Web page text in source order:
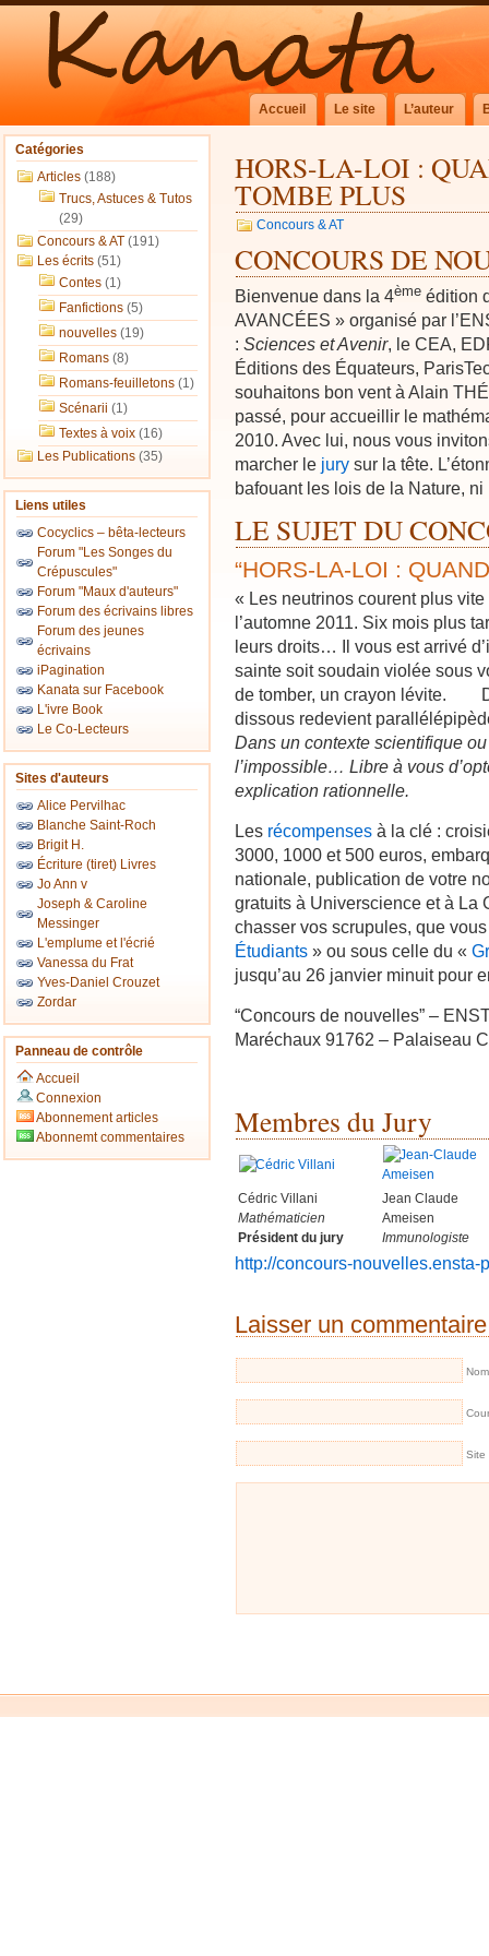
Accueil Le site L’auteur
Catégories
Articles (188)
Trucs, Astuces & Tutos
(29)
Concours & AT (191)
Les écrits (51)
Contes (1)
Fanfictions (5)
nouvelles (19)
Romans (8)
Romans-feuilletons (1)
Scénarii (1)
Textes à voix (16)
Les Publications (35)
Liens utiles
Cocyclics – bêta-lecteurs
Forum "Les Songes du
Crépuscules"
Forum "Maux d'auteurs"
Forum des écrivains libres
Forum des jeunes
écrivains
iPagination
Kanata sur Facebook
L'ivre Book
Le Co-Lecteurs
Sites d'auteurs
Alice Pervilhac
Blanche Saint-Roch
Brigit H.
Écriture (tiret) Livres
Jo Ann v
Joseph & Caroline
Messinger
L'emplume et l'écrié
Vanessa du Frat
Yves-Daniel Crouzet
Zordar
Panneau de contrôle
Accueil
Connexion
Abonnement articles
Abonnemt commentaires
HORS-LA-LOI :
TOMBE PLUS
Concours & AT
CONCOURS DE
Bienvenue dans la 4ème édition
AVANCÉES » organisé par
:Sciences et Avenir, le CEA,
Éditions des Équateurs,
souhaitons bon vent à Alain
passé, pour accueillir le
2010. Avec lui, nous vous
marcher le jury sur la tête.
bafouant les lois de la Nature,
LE SUJET DU
“HORS-LA-LOI :
« Les neutrinos courent plus
l’automne 2011. Six mois plus
leurs droits… Il vous est arrivé
sainte soit soudain violée sous
de tomber, un crayon lévite.
dissous redevient
Dans un contexte scientifique
l’impossible… Libre à vous
explication rationnelle.
Les récompenses à la clé :
3000, 1000 et 500 euros,
nationale, publication de votre
gratuits à Universcience et à La
chasser vos scrupules, que
Étudiants » ou sous celle du «
jusqu’au 26 janvier minuit pour
“Concours de nouvelles” –
Maréchaux 91762 – Palaiseau
Membres du Jury
Cédric Villani
Mathématicien
Président du jury
Jean Claude
Ameisen
Immunologiste
http://concours-nouvelles.ensta-
Laisser un commentaire
Site